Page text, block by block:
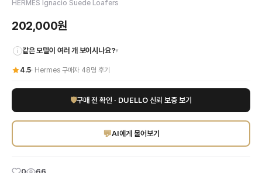
쿠폰과 적립금을 함께 사용할 수 있나요?
네, 쿠폰과 적립금을 결제 시 함께 사용하실 수 있습니다. 적립금은 1,000원 이상
HERMES Ignacio Suede Loafers
202,000원
i 같은 모델이 여러 개 보이시나요?▾
4.5· Hermes 구매자 48명 후기
🛡구매 전 확인 · DUELLO 신뢰 보증 보기
💬AI에게 물어보기